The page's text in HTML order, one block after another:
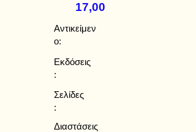
17,00
Αντικείμεν
ο:
Εκδόσεις
:
Σελίδες
:
Διαστάσεις